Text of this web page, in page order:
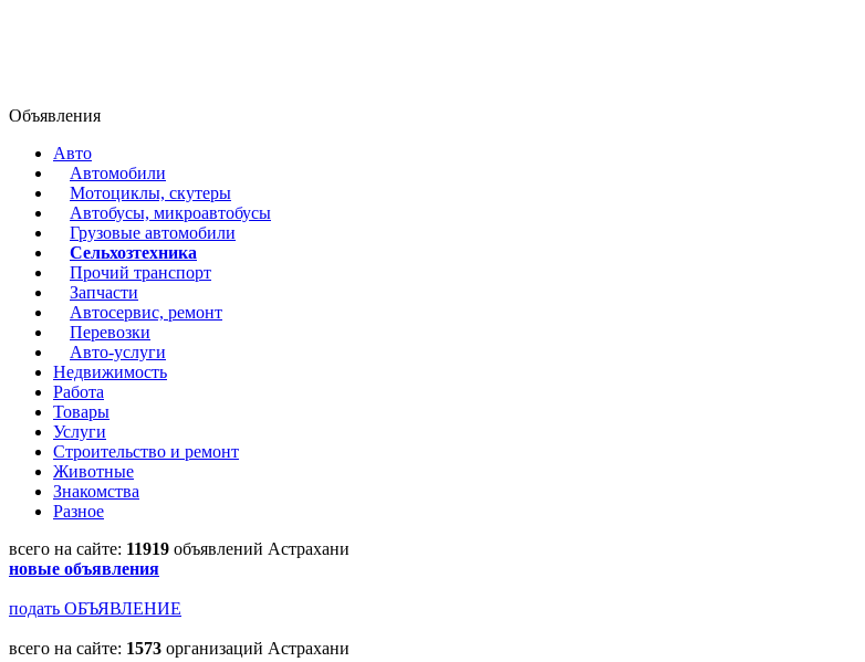
Объявления
Авто
Автомобили
Мотоциклы, скутеры
Автобусы, микроавтобусы
Грузовые автомобили
Сельхозтехника
Прочий транспорт
Запчасти
Автосервис, ремонт
Перевозки
Авто-услуги
Недвижимость
Работа
Товары
Услуги
Строительство и ремонт
Животные
Знакомства
Разное
всего на сайте: 11919 объявлений Астрахани
новые объявления
подать ОБЪЯВЛЕНИЕ
всего на сайте: 1573 организаций Астрахани